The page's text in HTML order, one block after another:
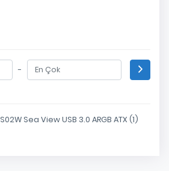
-
Sea View USB 3.0 ARGB ATX (1)